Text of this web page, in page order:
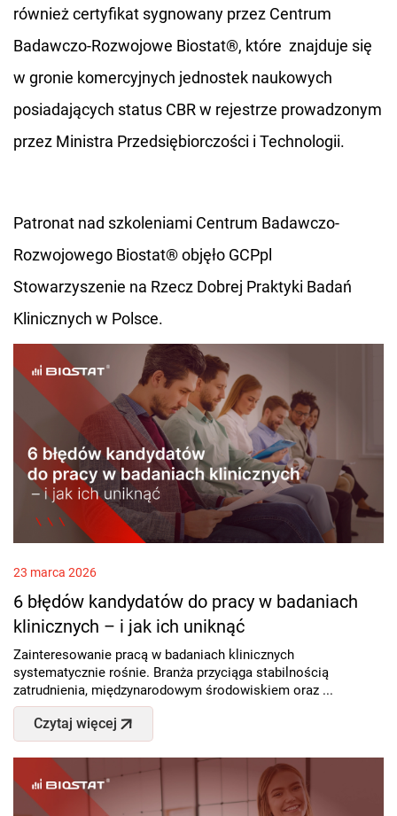
również certyfikat sygnowany przez Centrum
Badawczo-Rozwojowe Biostat®, które znajduje się
w gronie komercyjnych jednostek naukowych
posiadających status CBR w rejestrze prowadzonym
przez Ministra Przedsiębiorczości i Technologii.
Patronat nad szkoleniami Centrum Badawczo-
Rozwojowego Biostat® objęło GCPpl
Stowarzyszenie na Rzecz Dobrej Praktyki Badań
Klinicznych w Polsce.
23 marca 2026
6 błędów kandydatów do pracy w badaniach
klinicznych – i jak ich uniknąć
Zainteresowanie pracą w badaniach klinicznych
systematycznie rośnie. Branża przyciąga stabilnością
zatrudnienia, międzynarodowym środowiskiem oraz ...
Czytaj więcej